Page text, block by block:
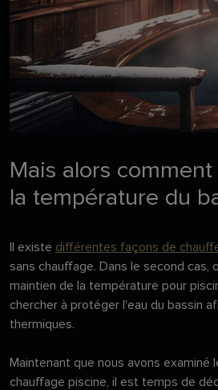
Mais alors
la température du
Il existe différentes façons de
sans chauffage. Dans le second cas,
maintien de la température pour
chercher à protéger l'eau du bassin
thermiques.
Maintenant que nous avons examiné
chauffage piscine, il est temps de